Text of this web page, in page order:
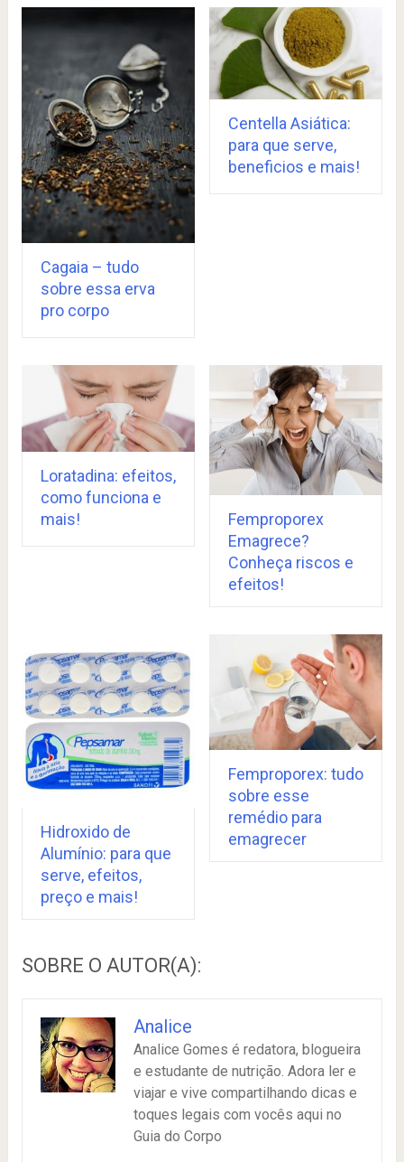
Cagaia – tudo
sobre essa erva
pro corpo
Centella Asiática:
para que serve,
beneficios e mais!
Loratadina: efeitos,
como funciona e
mais!
Femproporex
Emagrece?
Conheça riscos e
efeitos!
Hidroxido de
Alumínio: para que
serve, efeitos,
preço e mais!
Femproporex: tudo
sobre esse
remédio para
emagrecer
SOBRE O AUTOR(A):
Analice
Analice Gomes é redatora, blogueira
e estudante de nutrição. Adora ler e
viajar e vive compartilhando dicas e
toques legais com vocês aqui no
Guia do Corpo